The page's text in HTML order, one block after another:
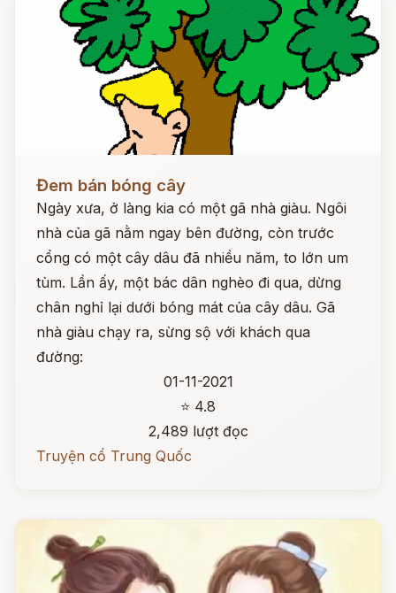
Đem bán bóng cây
Ngày xưa, ở làng kia có một gã nhà giàu. Ngôi
nhà của gã nằm ngay bên đường, còn trước
cổng có một cây dâu đã nhiều năm, to lớn um
tùm. Lần ấy, một bác dân nghèo đi qua, dừng
chân nghỉ lại dưới bóng mát của cây dâu. Gã
nhà giàu chạy ra, sừng sộ với khách qua
đường:
01-11-2021
⭐ 4.8
2,489 lượt đọc
Truyện cổ Trung Quốc